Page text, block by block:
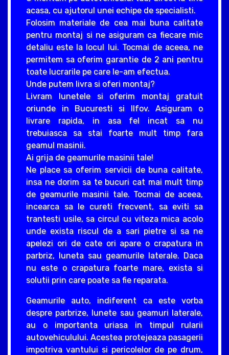
acasa, cu ajutorul unei echipe de specialisti.
Folosim materiale de cea mai buna calitate
pentru montaj si ne asiguram ca fiecare mic
detaliu este la locul lui. Tocmai de aceea, ne
permitem sa oferim garantie de 2 ani pentru
toate lucrarile pe care le-am efectua.
Unde putem livra si oferi montaj?
Livram lunetele si oferim montaj gratuit
oriunde in Bucuresti si Ilfov. Asiguram o
livrare rapida, in asa fel incat sa nu
trebuiasca sa stai foarte mult timp fara
geamul masinii.
Ai grija de geamurile masinii tale!
Ne place sa oferim servicii de buna calitate,
insa ne dorim sa te bucuri cat mai mult timp
de geamurile masinii tale. Tocmai de aceea,
incearca sa le cureti frecvent, sa eviti sa
trantesti usile, sa circul cu viteza mica acolo
unde exista riscul de a sari pietre si sa ne
apelezi ori de cate ori apare o crapatura in
parbriz, luneta sau geamurile laterale. Daca
nu este o crapatura foarte mare, exista si
solutii prin care poate sa fie reparata.
Geamurile auto, indiferent ca este vorba
despre parbrize, lunete sau geamuri laterale,
au o importanta uriasa in timpul rularii
autovehiculului. Acestea protejeaza pasagerii
impotriva vantului si pericolelor de pe drum,